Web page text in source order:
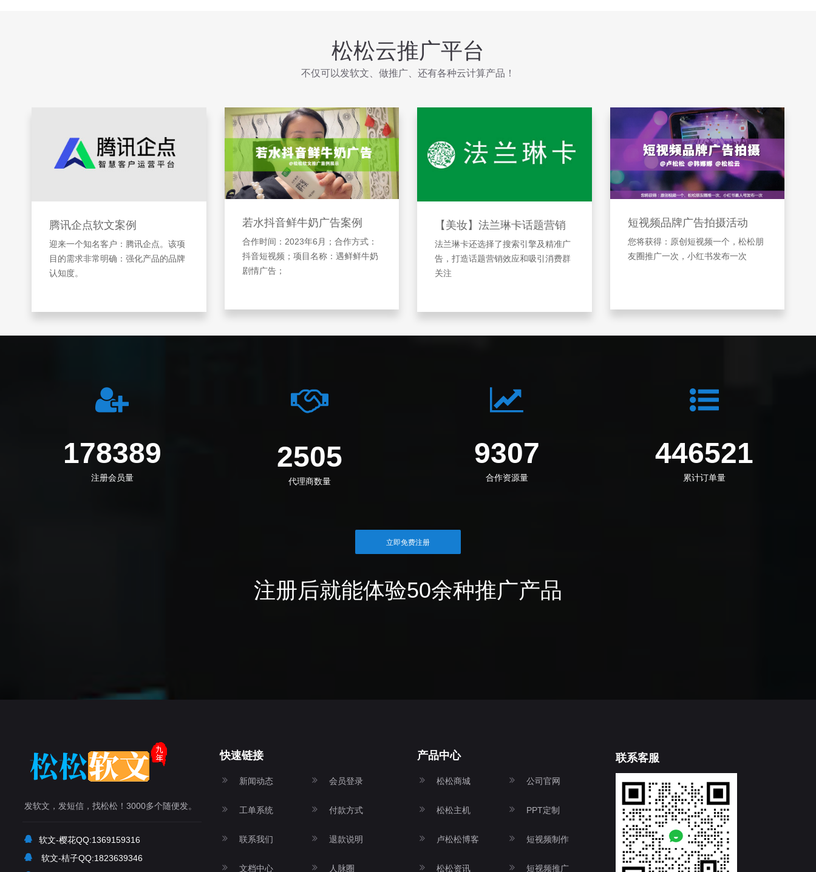
松松云推广平台
不仅可以发软文、做推广、还有各种云计算产品！
腾讯企点软文案例
迎来一个知名客户：腾讯企点。该项
目的需求非常明确：强化产品的品牌
认知度。
若水抖音鲜牛奶广告案例
合作时间：2023年6月；合作方式：
抖音短视频；项目名称：遇鲜鲜牛奶
剧情广告；
【美妆】法兰琳卡话题营销
法兰琳卡还选择了搜索引擎及精准广
告，打造话题营销效应和吸引消费群
关注
短视频品牌广告拍摄活动
您将获得：原创短视频一个，松松朋
友圈推广一次，小红书发布一次
233277
注册会员量
3276
代理商数量
12171
合作资源量
583912
累计订单量
立即免费注册
注册后就能体验50余种推广产品
发软文，发短信，找松松！3000多个随便发。
软文-樱花QQ:1369159316
软文-桔子QQ:1823639346
快速链接
新闻动态
工单系统
联系我们
文档中心
会员登录
付款方式
退款说明
人脉圈
产品中心
松松商城
松松主机
卢松松博客
松松资讯
公司官网
PPT定制
短视频制作
短视频推广
联系客服